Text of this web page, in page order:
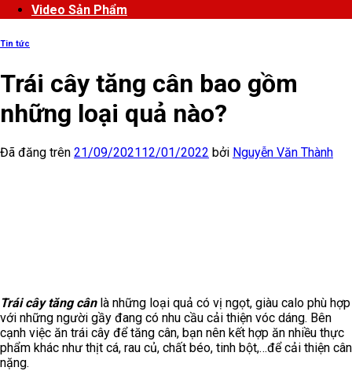
Video Sản Phẩm
Tin tức
Trái cây tăng cân bao gồm
những loại quả nào?
Đã đăng trên 21/09/202112/01/2022 bởi Nguyễn Văn Thành
Trái cây tăng cânlà những loại quả có vị ngọt, giàu calo phù hợp
với những người gầy đang có nhu cầu cải thiện vóc dáng. Bên
cạnh việc ăn trái cây để tăng cân, bạn nên kết hợp ăn nhiều thực
phẩm khác như thịt cá, rau củ, chất béo, tinh bột,…để cải thiện cân
nặng.